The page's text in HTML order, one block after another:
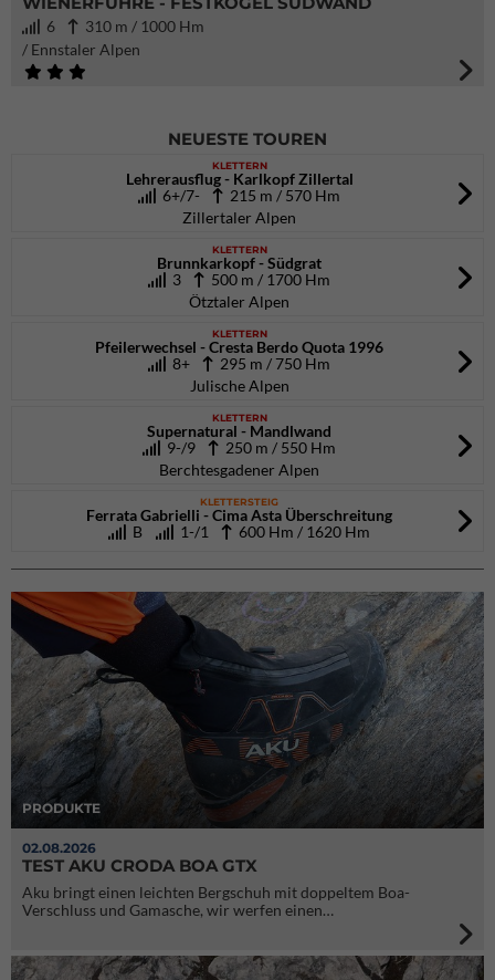
6
310 m / 1000 Hm
/ Ennstaler Alpen
NEUESTE TOUREN
KLETTERN
Lehrerausflug - Karlkopf Zillertal
6+/7-
215 m / 570 Hm
Zillertaler Alpen
KLETTERN
Brunnkarkopf - Südgrat
3
500 m / 1700 Hm
Ötztaler Alpen
KLETTERN
Pfeilerwechsel - Cresta Berdo Quota 1996
8+
295 m / 750 Hm
Julische Alpen
KLETTERN
Supernatural - Mandlwand
9-/9
250 m / 550 Hm
Berchtesgadener Alpen
KLETTERSTEIG
Ferrata Gabrielli - Cima Asta Überschreitung
B
1-/1 600 Hm / 1620 Hm
PRODUKTE
02.08.2026
TEST AKU CRODA BOA GTX
Aku bringt einen leichten Bergschuh mit doppeltem Boa-
Verschluss und Gamasche, wir werfen einen…